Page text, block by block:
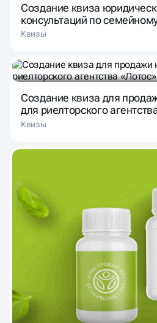
Создание квиза
консультаций по
Квизы
Создание квиза для
для риелторского
Квизы